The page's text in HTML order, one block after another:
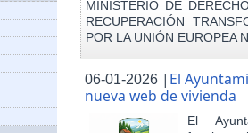
MINISTERIO DE
RECUPERACIÓN
POR LA UNIÓN EUROPEA
06-01-2026 | El
nueva web de vivienda
El